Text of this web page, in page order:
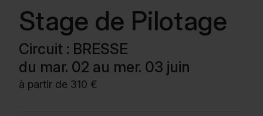
contenus de vos sessions.
Nous rejoindre S'identifier
Stage de Pilotage
Circuit : BRESSE
du mar. 02 au mer. 03 juin
à partir de 310 €